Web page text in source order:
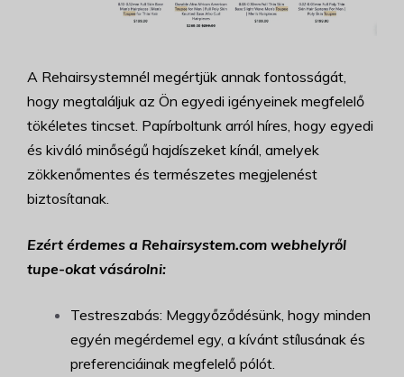
A Rehairsystemnél megértjük annak fontosságát,
hogy megtaláljuk az Ön egyedi igényeinek megfelelő
tökéletes tincset. Papírboltunk arról híres, hogy egyedi
és kiváló minőségű hajdíszeket kínál, amelyek
zökkenőmentes és természetes megjelenést
biztosítanak.
Ezért érdemes a Rehairsystem.com webhelyről
tupe-okat vásárolni:
Testreszabás: Meggyőződésünk, hogy minden
egyén megérdemel egy, a kívánt stílusának és
preferenciáinak megfelelő pólót.